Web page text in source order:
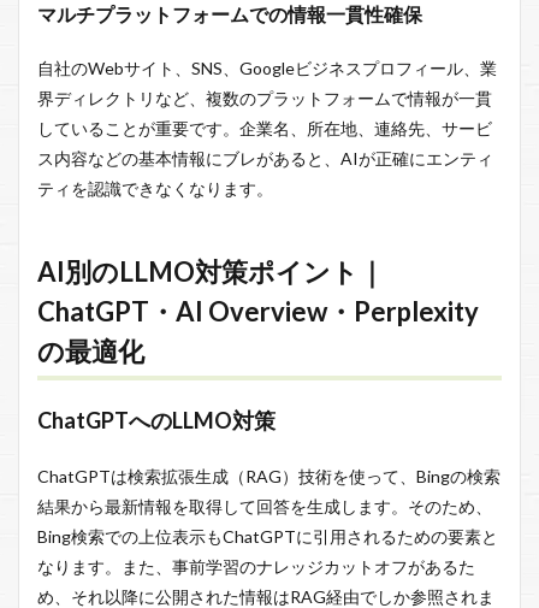
マルチプラットフォームでの情報一貫性確保
自社のWebサイト、SNS、Googleビジネスプロフィール、業
界ディレクトリなど、複数のプラットフォームで情報が一貫
していることが重要です。企業名、所在地、連絡先、サービ
ス内容などの基本情報にブレがあると、AIが正確にエンティ
ティを認識できなくなります。
AI別のLLMO対策ポイント｜
ChatGPT・AI Overview・Perplexity
の最適化
ChatGPTへのLLMO対策
ChatGPTは検索拡張生成（RAG）技術を使って、Bingの検索
結果から最新情報を取得して回答を生成します。そのため、
Bing検索での上位表示もChatGPTに引用されるための要素と
なります。また、事前学習のナレッジカットオフがあるた
め、それ以降に公開された情報はRAG経由でしか参照されま